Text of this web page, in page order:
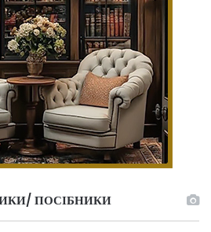
ПОСІБНИКИ